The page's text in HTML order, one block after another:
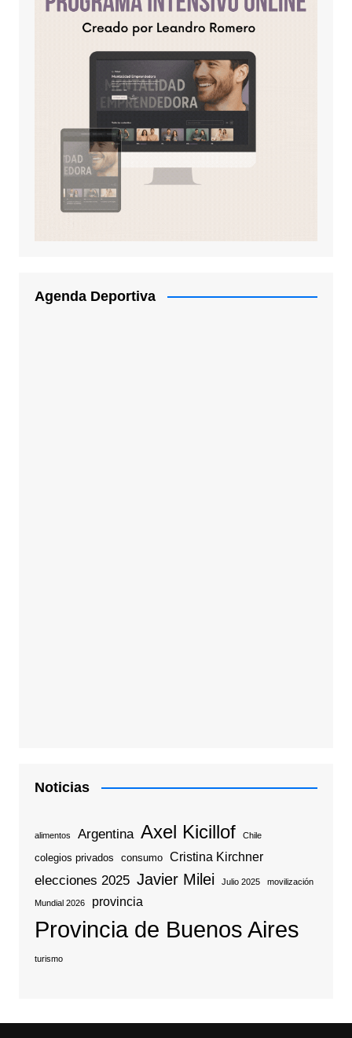
Agenda Deportiva
Noticias
alimentos Argentina Axel Kicillof Chile
colegios privados consumo Cristina Kirchner
elecciones 2025 Javier Milei Julio 2025 movilización
Mundial 2026 provincia
Provincia de Buenos Aires
turismo